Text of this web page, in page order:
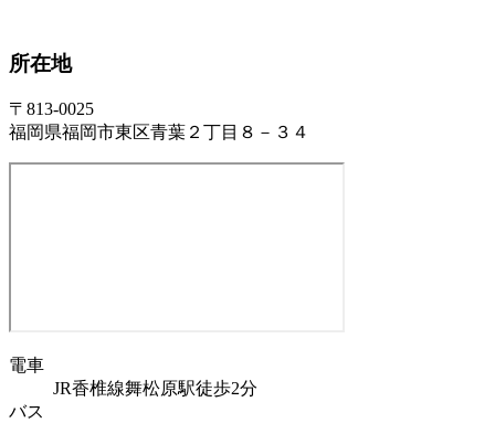
所在地
〒813-0025
福岡県福岡市東区青葉２丁目８－３４
電車
JR香椎線舞松原駅徒歩2分
バス